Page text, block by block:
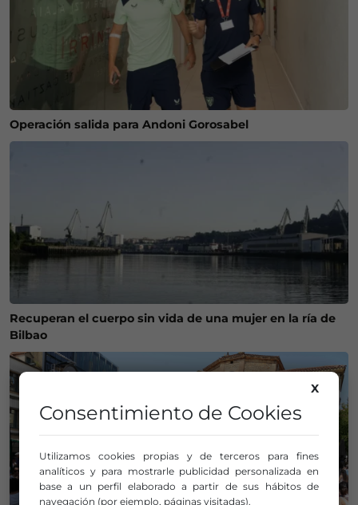
Operación salida para Andoni Gorosabel
Recuperan el cuerpo sin vida de una mujer en la ría de
Bilbao
X
Consentimiento de Cookies
Utilizamos cookies propias y de terceros para fines
analíticos y para mostrarle publicidad personalizada en
base a un perfil elaborado a partir de sus hábitos de
navegación (por ejemplo, páginas visitadas).